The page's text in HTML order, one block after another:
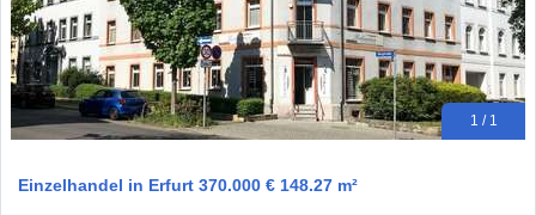
1 / 1
Einzelhandel in Erfurt 370.000 € 148.27 m²